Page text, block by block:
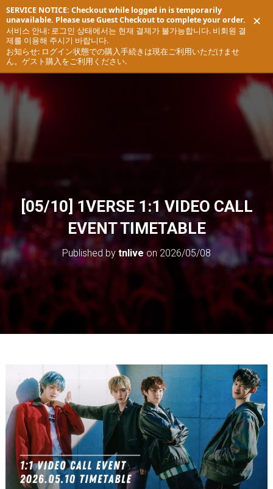
SERVICE NOTICE: Checkout while logged in is temporarily
unavailable. Please use Guest Checkout to complete your order.
서비스 안내: 로그인 상태에서는 현재 결제가 불가능합니다. 비회원 결
제를 이용해 주시기 바랍니다.
お知らせ: ログイン状態での購入手続きは現在ご利用いただけませ
ん。ゲスト購入をご利用ください.
✕
L
E
V
O
[05/10] 1VERSE 1:1 VIDEO CALL
EVENT TIMETABLE
Published by tnliveon 2026/05/08